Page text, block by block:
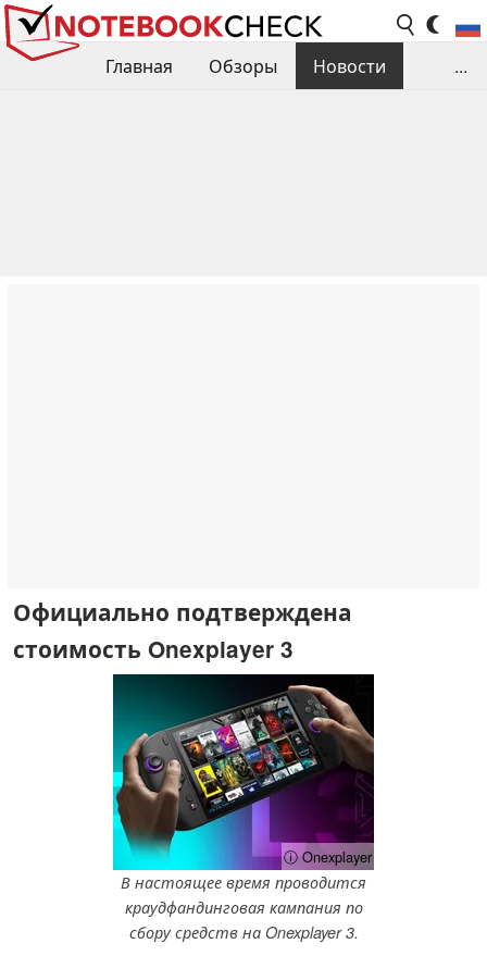
Главная Обзоры
Новости
...
Официально подтверждена
стоимость Onexplayer 3
ⓘ Onexplayer
В настоящее время проводится
краудфандинговая кампания по
сбору средств на Onexplayer 3.